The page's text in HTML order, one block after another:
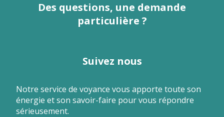
Des questions, une demande
particulière ?
Suivez nous
Notre service de voyance vous apporte toute son
énergie et son savoir-faire pour vous répondre
sérieusement.